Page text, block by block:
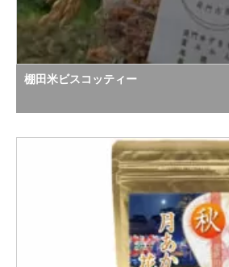
棚田米ビスコッティー